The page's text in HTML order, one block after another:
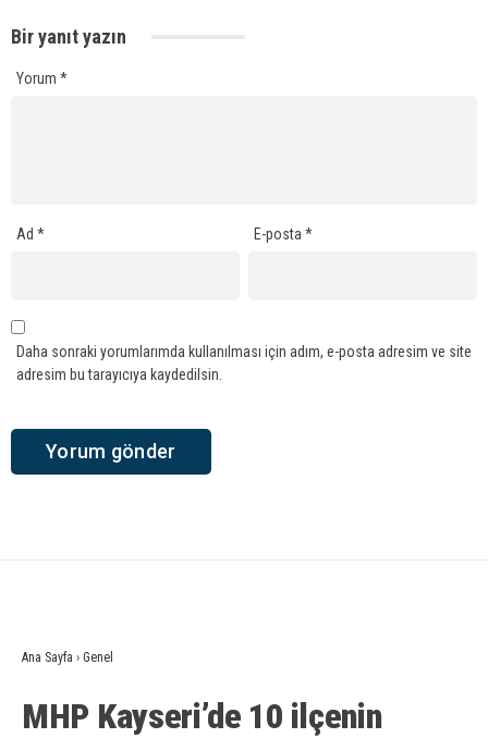
Bir yanıt yazın
Yorum *
Ad * E-posta*
Daha sonraki yorumlarımda kullanılması için adım, e-posta adresim ve site
adresim bu tarayıcıya kaydedilsin.
Ana Sayfa › Genel
MHP Kayseri’de 10 ilçenin